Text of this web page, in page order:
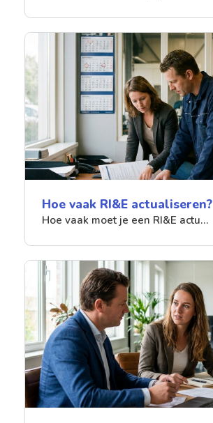
Hoe vaak RI&E actualiseren?
Hoe vaak moet je een RI&E actu…